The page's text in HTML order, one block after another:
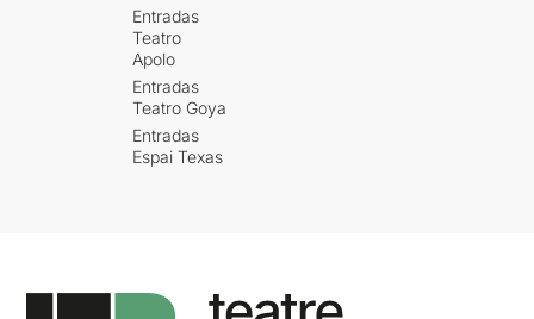
Entradas
Teatro
Apolo
Entradas
Teatro Goya
Entradas
Espai Texas